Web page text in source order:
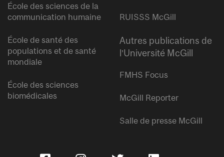
École des sciences de la
communication humaine
École de santé des
populations et de santé
mondiale
École des sciences
biomédicales
RUISSS McGill
Autres publications de
l’Université McGill
FMHS Focus
McGill Reporter
Salle de presse McGill